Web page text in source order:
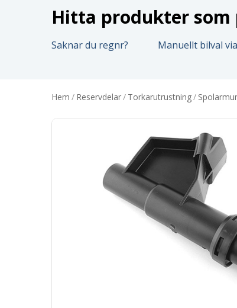
Hitta produkter som
Saknar du regnr? Manuellt bilval
Hem / Reservdelar/ Torkarutrustning/